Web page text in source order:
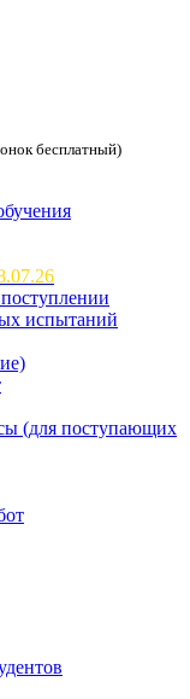
бесплатный)
испытаний
(для поступающих